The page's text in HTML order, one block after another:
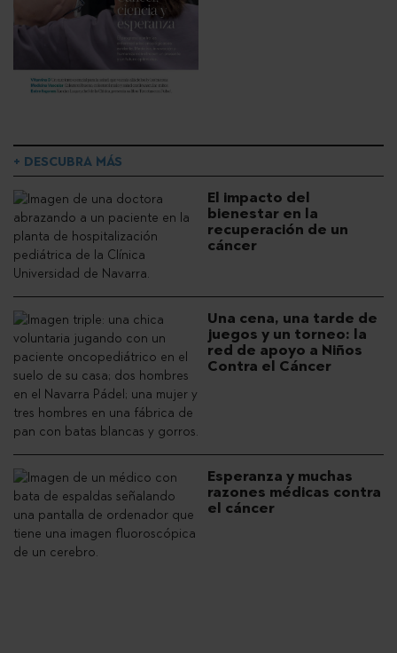
+ DESCUBRA MÁS
El impacto del
bienestar en la
recuperación de un
cáncer
Una cena, una tarde de
juegos y un torneo: la
red de apoyo a Niños
Contra el Cáncer
Esperanza y muchas
razones médicas contra
el cáncer